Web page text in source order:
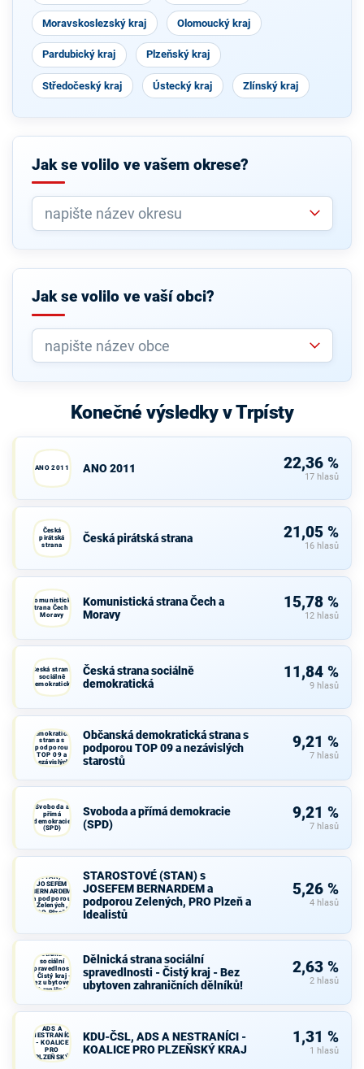
Moravskoslezský kraj Olomoucký kraj
Pardubický kraj Plzeňský kraj
Středočeský kraj Ústecký kraj Zlínský kraj
Jak se volilo ve vašem okrese?
Jak se volilo ve vaší obci?
Konečné výsledky v Trpísty
ANO 2011 ANO 2011 22,36 %
17 hlasů
Česká
pirátská
strana
Česká pirátská strana 21,05 %
16 hlasů
Komunistická
strana Čech a
Moravy
Komunistická strana Čech a
Moravy
15,78 %
12 hlasů
Česká strana
sociálně
demokratická
Česká strana sociálně
demokratická
11,84 %
9 hlasů
demokratická
strana s
podporou
TOP 09 a
nezávislých
starostů
Občanská demokratická strana s
podporou TOP 09 a nezávislých
starostů
9,21 %
7 hlasů
Svoboda a
přímá
demokracie
(SPD)
Svoboda a přímá demokracie
(SPD)
9,21 %
7 hlasů
(STAN) s
JOSEFEM
BERNARDEM
a podporou
Zelených,
PRO Plzeň a
STAROSTOVÉ (STAN) s
JOSEFEM BERNARDEM a
podporou Zelených, PRO Plzeň a
Idealistů
5,26 %
4 hlasů
strana
sociální
spravedlnosti
- Čistý kraj -
Bez ubytoven
zahraničních
Dělnická strana sociální
spravedlnosti - Čistý kraj - Bez
ubytoven zahraničních dělníků!
2,63 %
2 hlasů
ADS A
NESTRANÍCI
- KOALICE
PRO
PLZEŇSKÝ
KRAJ
KDU-ČSL, ADS A NESTRANÍCI -
KOALICE PRO PLZEŇSKÝ KRAJ
1,31 %
1 hlasů